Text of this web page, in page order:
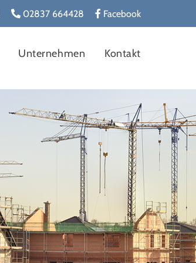
02837 664428 Facebook
Unternehmen Kontakt